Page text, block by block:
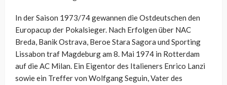
In der Saison 1973/74 gewannen die Ostdeutschen den
Europacup der Pokalsieger. Nach Erfolgen über NAC
Breda, Banik Ostrava, Beroe Stara Sagora und Sporting
Lissabon traf Magdeburg am 8. Mai 1974 in Rotterdam
auf die AC Milan. Ein Eigentor des Italieners Enrico Lanzi
sowie ein Treffer von Wolfgang Seguin, Vater des